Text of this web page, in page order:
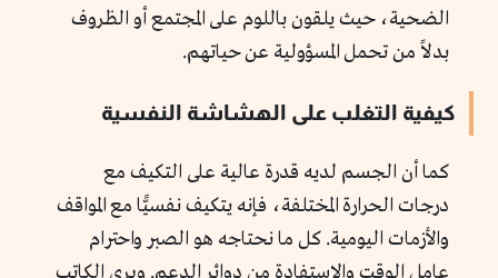
الضحية، حيث يلقون باللوم على المجتمع أو الظروف
بدلاً من تحمل المسؤولية عن حياتهم.
كيفية التغلب على الهشاشة النفسية
كما أن الجسم لديه قدرة عالية على التكيف مع
درجات الحرارة المختلفة، فإنه يتكيف نفسيًّا مع المواقف
والأزمات اليومية. كل ما نحتاجه هو الصبر واحترام
عامل الوقت والاستفادة من دوائر الدعم. ويرى الكاتب